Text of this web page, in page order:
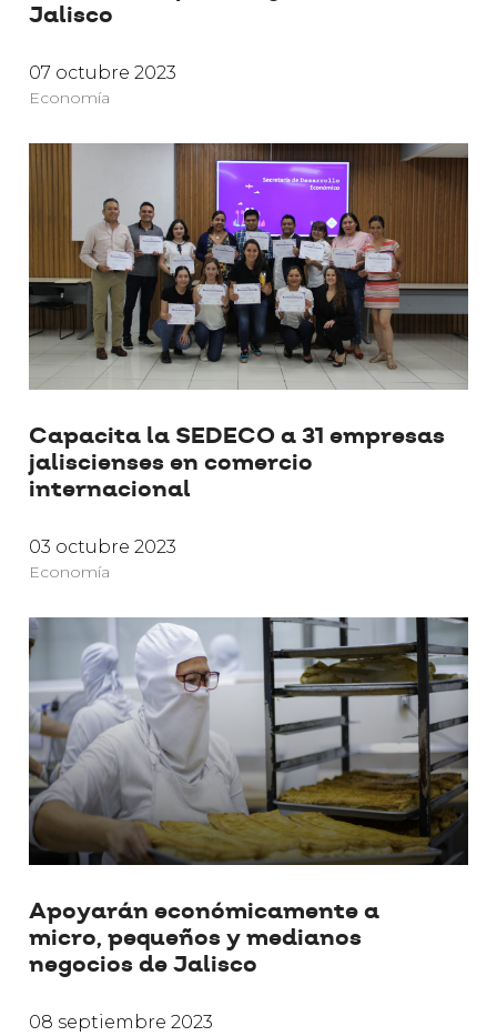
Jalisco
07 octubre 2023
Economía
Capacita la SEDECO a 31 empresas
jaliscienses en comercio
internacional
03 octubre 2023
Economía
Apoyarán económicamente a
micro, pequeños y medianos
negocios de Jalisco
08 septiembre 2023